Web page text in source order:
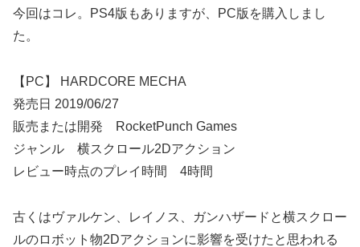
今回はコレ。PS4版もありますが、PC版を購入しまし
た。
【PC】 HARDCORE MECHA
発売日 2019/06/27
販売または開発 RocketPunch Games
ジャンル 横スクロール2Dアクション
レビュー時点のプレイ時間 4時間
古くはヴァルケン、レイノス、ガンハザードと横スクロー
ルのロボット物2Dアクションに影響を受けたと思われる